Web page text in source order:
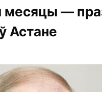
—
Астане